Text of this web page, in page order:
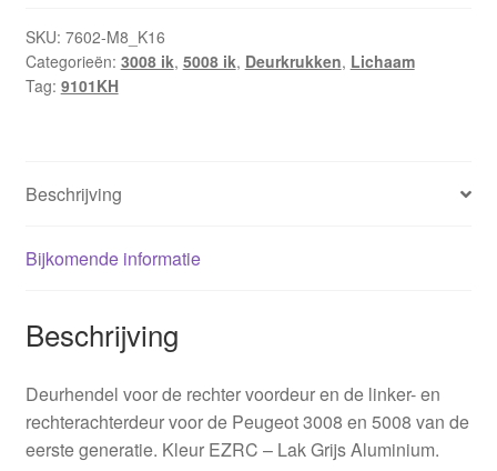
5008
9101KH
aantal
SKU: 7602-M8_K16
Categorieën: 3008 ik, 5008 ik, Deurkrukken, Lichaam
Tag: 9101KH
Beschrijving
Bijkomende informatie
Beschrijving
Deurhendel voor de rechter voordeur en de linker- en
rechterachterdeur voor de Peugeot 3008 en 5008 van de
eerste generatie. Kleur EZRC – Lak Grijs Aluminium.